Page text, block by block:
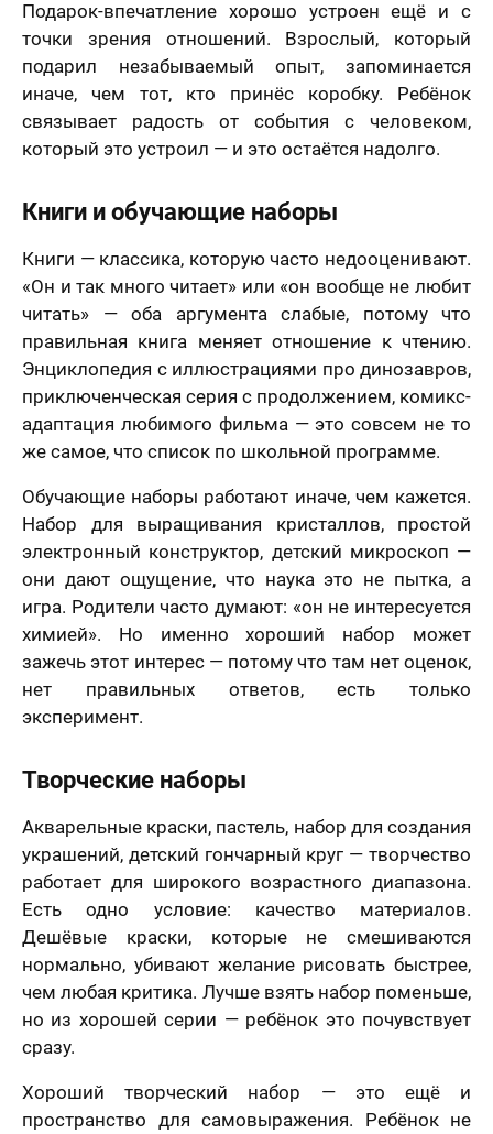
Подарок-впечатление хорошо устроен ещё и с
точки зрения отношений. Взрослый, который
подарил незабываемый опыт, запоминается
иначе, чем тот, кто принёс коробку. Ребёнок
связывает радость от события с человеком,
который это устроил — и это остаётся надолго.
Книги и обучающие наборы
Книги — классика, которую часто недооценивают.
«Он и так много читает» или «он вообще не любит
читать» — оба аргумента слабые, потому что
правильная книга меняет отношение к чтению.
Энциклопедия с иллюстрациями про динозавров,
приключенческая серия с продолжением, комикс-
адаптация любимого фильма — это совсем не то
же самое, что список по школьной программе.
Обучающие наборы работают иначе, чем кажется.
Набор для выращивания кристаллов, простой
электронный конструктор, детский микроскоп —
они дают ощущение, что наука это не пытка, а
игра. Родители часто думают: «он не интересуется
химией». Но именно хороший набор может
зажечь этот интерес — потому что там нет оценок,
нет правильных ответов, есть только
эксперимент.
Творческие наборы
Акварельные краски, пастель, набор для создания
украшений, детский гончарный круг — творчество
работает для широкого возрастного диапазона.
Есть одно условие: качество материалов.
Дешёвые краски, которые не смешиваются
нормально, убивают желание рисовать быстрее,
чем любая критика. Лучше взять набор поменьше,
но из хорошей серии — ребёнок это почувствует
сразу.
Хороший творческий набор — это ещё и
пространство для самовыражения. Ребёнок не